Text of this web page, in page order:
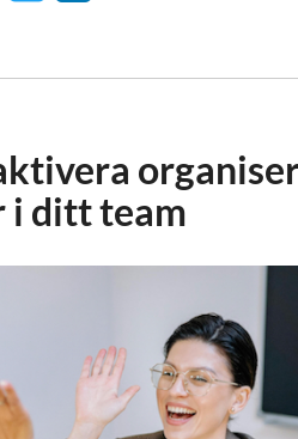
i ditt team